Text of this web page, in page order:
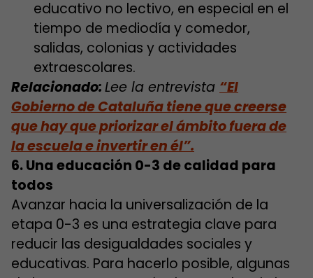
educativo no lectivo, en especial en el
tiempo de mediodía y comedor,
salidas, colonias y actividades
extraescolares.
Relacionado:Lee la entrevista “El
Gobierno de Cataluña tiene que creerse
que hay que priorizar el ámbito fuera de
la escuela e invertir en él”.
6. Una educación 0-3 de calidad para
todos
Avanzar hacia la universalización de la
etapa 0-3 es una estrategia clave para
reducir las desigualdades sociales y
educativas. Para hacerlo posible, algunas